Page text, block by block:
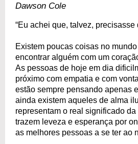
Dawson Cole
“Eu achei que, talvez, precisasse
Existem poucas coisas no
encontrar alguém com um
As pessoas de hoje em dia
próximo com empatia e com
estão sempre pensando apenas
ainda existem aqueles de alma
representam o real significado
trazem leveza e esperança por
as melhores pessoas a se ter ao